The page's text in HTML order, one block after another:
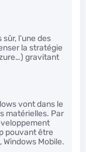
l’une des
la stratégie
gravitant
vont dans le
matérielles. Par
pouvant être
Mobile.